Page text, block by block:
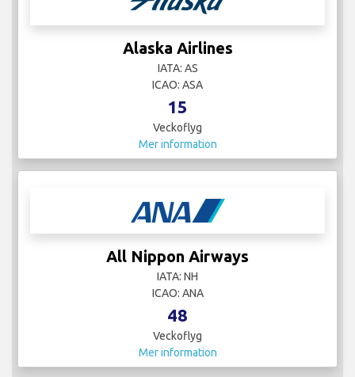
Alaska Airlines
IATA: AS
ICAO: ASA
15
Veckoflyg
Mer information
All Nippon Airways
IATA: NH
ICAO: ANA
48
Veckoflyg
Mer information